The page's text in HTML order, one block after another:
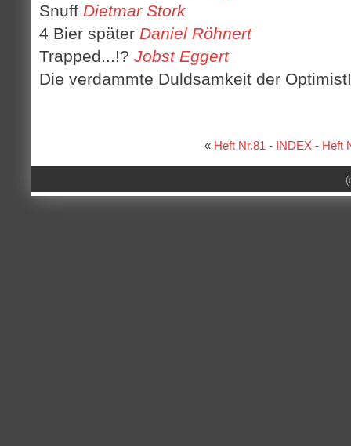
Snuff Dietmar Stork
4 Bier später Daniel Röhnert
Trapped...!? Jobst Eggert
Die verdammte Duldsamkeit der
« Heft Nr.81 - INDEX - Heft